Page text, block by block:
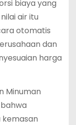
biaya yang
air itu
otomatis
dan
harga
Minuman